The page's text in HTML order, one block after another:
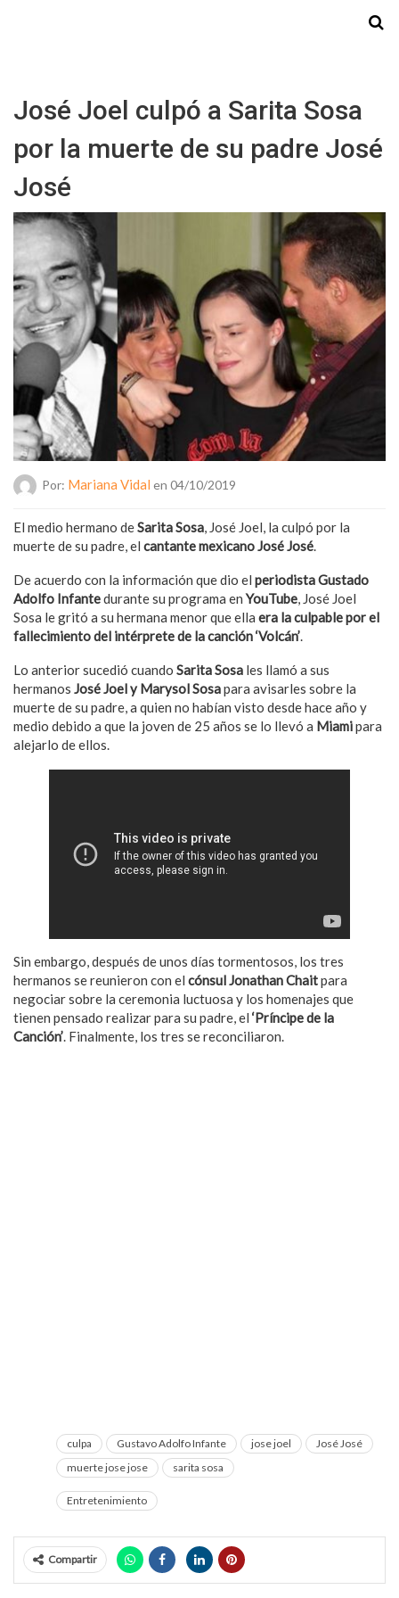
José Joel culpó a Sarita Sosa
por la muerte de su padre José
José
Por: Mariana Vidal en 04/10/2019
El medio hermano deSarita Sosa, José Joel, la culpó por la
muerte de su padre, el cantante mexicano José José.
De acuerdo con la información que dio el periodista Gustado
Adolfo Infantedurante su programa enYouTube, José Joel
Sosa le gritó a su hermana menor que ella era la culpable por el
fallecimiento del intérprete de la canción ‘Volcán’.
Lo anterior sucedió cuando Sarita Sosa les llamó a sus
hermanos José Joel y Marysol Sosapara avisarles sobre la
muerte de su padre, a quien no habían visto desde hace año y
medio debido a que la joven de 25 años se lo llevó a Miamipara
alejarlo de ellos.
Sin embargo, después de unos días tormentosos, los tres
hermanos se reunieron con el cónsul Jonathan Chaitpara
negociar sobre la ceremonia luctuosa y los homenajes que
tienen pensado realizar para su padre, el ‘Príncipe de la
Canción’. Finalmente, los tres se reconciliaron.
culpa Gustavo Adolfo Infante jose joel
José José
muerte jose jose
sarita sosa
Entretenimiento
Compartir